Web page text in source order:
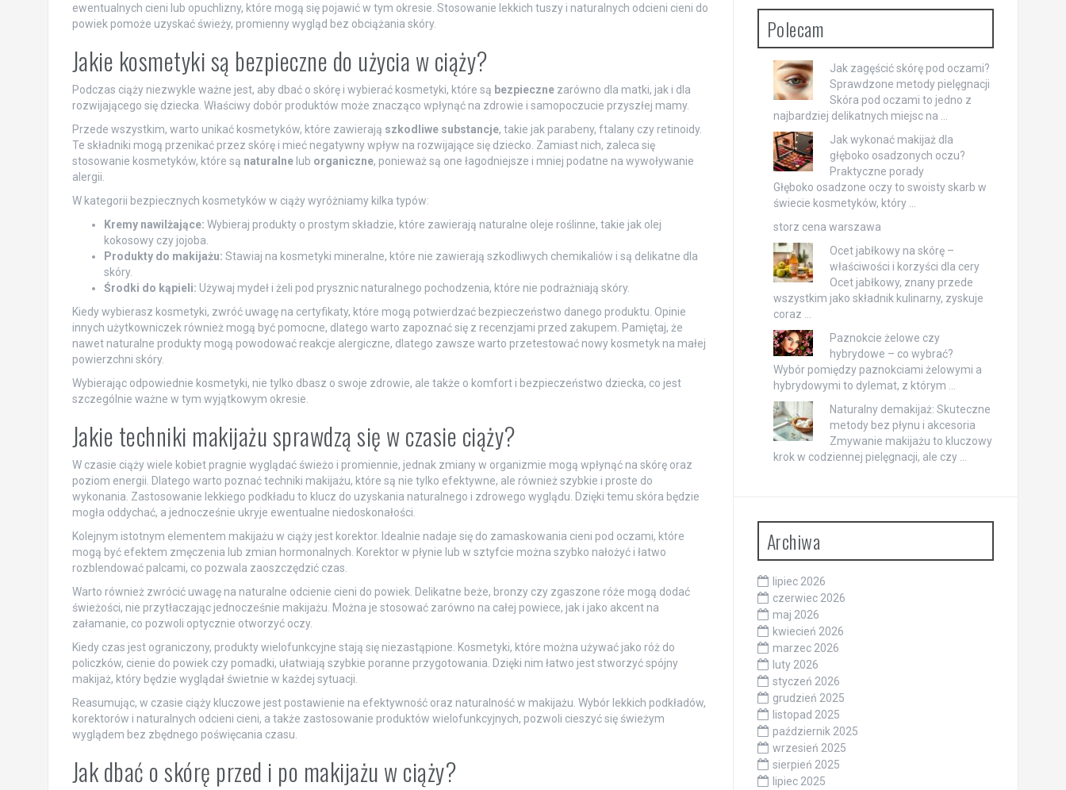
ewentualnych cieni lub opuchlizny, które mogą się pojawić w tym okresie. Stosowanie lekkich tuszy i naturalnych odcieni cieni do
powiek pomoże uzyskać świeży, promienny wygląd bez obciążania skóry.
Jakie kosmetyki są bezpieczne do użycia w ciąży?
Podczas ciąży niezwykle ważne jest, aby dbać o skórę i wybierać kosmetyki, które są bezpiecznezarówno dla matki, jak i dla
rozwijającego się dziecka. Właściwy dobór produktów może znacząco wpłynąć na zdrowie i samopoczucie przyszłej mamy.
Przede wszystkim, warto unikać kosmetyków, które zawierają szkodliwe substancje, takie jak parabeny, ftalany czy retinoidy.
Te składniki mogą przenikać przez skórę i mieć negatywny wpływ na rozwijające się dziecko. Zamiast nich, zaleca się
stosowanie kosmetyków, które są naturalnelub organiczne, ponieważ są one łagodniejsze i mniej podatne na wywoływanie
alergii.
W kategorii bezpiecznych kosmetyków w ciąży wyróżniamy kilka typów:
Kremy nawilżające: Wybieraj produkty o prostym składzie, które zawierają naturalne oleje roślinne, takie jak olej
kokosowy czy jojoba.
Produkty do makijażu: Stawiaj na kosmetyki mineralne, które nie zawierają szkodliwych chemikaliów i są delikatne dla
skóry.
Środki do kąpieli: Używaj mydeł i żeli pod prysznic naturalnego pochodzenia, które nie podrażniają skóry.
Kiedy wybierasz kosmetyki, zwróć uwagę na certyfikaty, które mogą potwierdzać bezpieczeństwo danego produktu. Opinie
innych użytkowniczek również mogą być pomocne, dlatego warto zapoznać się z recenzjami przed zakupem. Pamiętaj, że
nawet naturalne produkty mogą powodować reakcje alergiczne, dlatego zawsze warto przetestować nowy kosmetyk na małej
powierzchni skóry.
Wybierając odpowiednie kosmetyki, nie tylko dbasz o swoje zdrowie, ale także o komfort i bezpieczeństwo dziecka, co jest
szczególnie ważne w tym wyjątkowym okresie.
Jakie techniki makijażu sprawdzą się w czasie ciąży?
W czasie ciąży wiele kobiet pragnie wyglądać świeżo i promiennie, jednak zmiany w organizmie mogą wpłynąć na skórę oraz
poziom energii. Dlatego warto poznać techniki makijażu, które są nie tylko efektywne, ale również szybkie i proste do
wykonania. Zastosowanie lekkiego podkładu to klucz do uzyskania naturalnego i zdrowego wyglądu. Dzięki temu skóra będzie
mogła oddychać, a jednocześnie ukryje ewentualne niedoskonałości.
Kolejnym istotnym elementem makijażu w ciąży jest korektor. Idealnie nadaje się do zamaskowania cieni pod oczami, które
mogą być efektem zmęczenia lub zmian hormonalnych. Korektor w płynie lub w sztyfcie można szybko nałożyć i łatwo
rozblendować palcami, co pozwala zaoszczędzić czas.
Warto również zwrócić uwagę na naturalne odcienie cieni do powiek. Delikatne beże, bronzy czy zgaszone róże mogą dodać
świeżości, nie przytłaczając jednocześnie makijażu. Można je stosować zarówno na całej powiece, jak i jako akcent na
załamanie, co pozwoli optycznie otworzyć oczy.
Kiedy czas jest ograniczony, produkty wielofunkcyjne stają się niezastąpione. Kosmetyki, które można używać jako róż do
policzków, cienie do powiek czy pomadki, ułatwiają szybkie poranne przygotowania. Dzięki nim łatwo jest stworzyć spójny
makijaż, który będzie wyglądał świetnie w każdej sytuacji.
Reasumując, w czasie ciąży kluczowe jest postawienie na efektywność oraz naturalność w makijażu. Wybór lekkich podkładów,
korektorów i naturalnych odcieni cieni, a także zastosowanie produktów wielofunkcyjnych, pozwoli cieszyć się świeżym
wyglądem bez zbędnego poświęcania czasu.
Jak dbać o skórę przed i po makijażu w ciąży?
Polecam
Jak zagęścić skórę pod oczami?
Sprawdzone metody pielęgnacji
Skóra pod oczami to jedno z
najbardziej delikatnych miejsc na …
Jak wykonać makijaż dla
głęboko osadzonych oczu?
Praktyczne porady
Głęboko osadzone oczy to swoisty skarb w
świecie kosmetyków, który …
storz cena warszawa
Ocet jabłkowy na skórę –
właściwości i korzyści dla cery
Ocet jabłkowy, znany przede
wszystkim jako składnik kulinarny, zyskuje
coraz …
Paznokcie żelowe czy
hybrydowe – co wybrać?
Wybór pomiędzy paznokciami żelowymi a
hybrydowymi to dylemat, z którym …
Naturalny demakijaż: Skuteczne
metody bez płynu i akcesoria
Zmywanie makijażu to kluczowy
krok w codziennej pielęgnacji, ale czy …
Archiwa
lipiec 2026
czerwiec 2026
maj 2026
kwiecień 2026
marzec 2026
luty 2026
styczeń 2026
grudzień 2025
listopad 2025
październik 2025
wrzesień 2025
sierpień 2025
lipiec 2025